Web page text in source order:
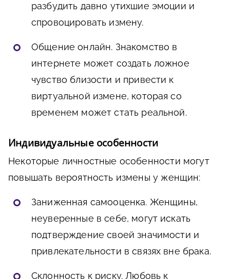
разбудить давно утихшие эмоции и
спровоцировать измену.
Общение онлайн. Знакомство в
интернете может создать ложное
чувство близости и привести к
виртуальной измене, которая со
временем может стать реальной.
Индивидуальные особенности
Некоторые личностные особенности могут
повышать вероятность измены у женщин:
Заниженная самооценка. Женщины,
неуверенные в себе, могут искать
подтверждение своей значимости и
привлекательности в связях вне брака.
Склонность к риску. Любовь к